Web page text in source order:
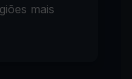
mais